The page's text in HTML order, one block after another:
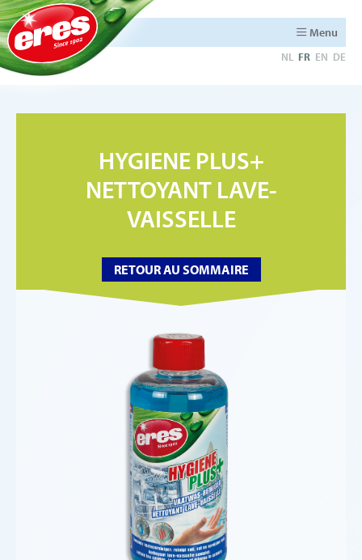
Menu
NL FR EN DE
HYGIENE PLUS+
NETTOYANT LAVE-
VAISSELLE
RETOUR AU SOMMAIRE